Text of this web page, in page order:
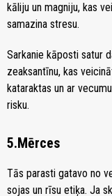
kāliju un magniju, kas
samazina stresu.
Sarkanie kāposti satur
zeaksantīnu, kas
kataraktas un ar
risku.
5.Mērces
Tās parasti gatavo no
sojas un rīsu etiķa. Ja